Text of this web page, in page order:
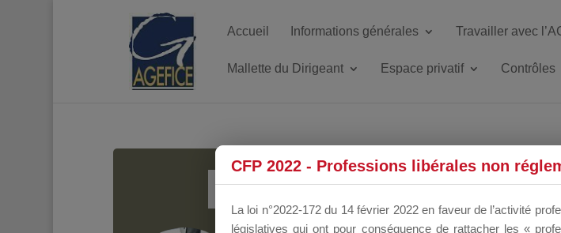
Accueil Informations générales Travailler avec
Mallette du Dirigeant Espace privatif Contrôles
MALLETTE
CFP 2022 - Professions libérales non
La loi n°2022-172 du 14 février 2022 en faveur de l’activité
législatives qui ont pour conséquence de rattacher les «